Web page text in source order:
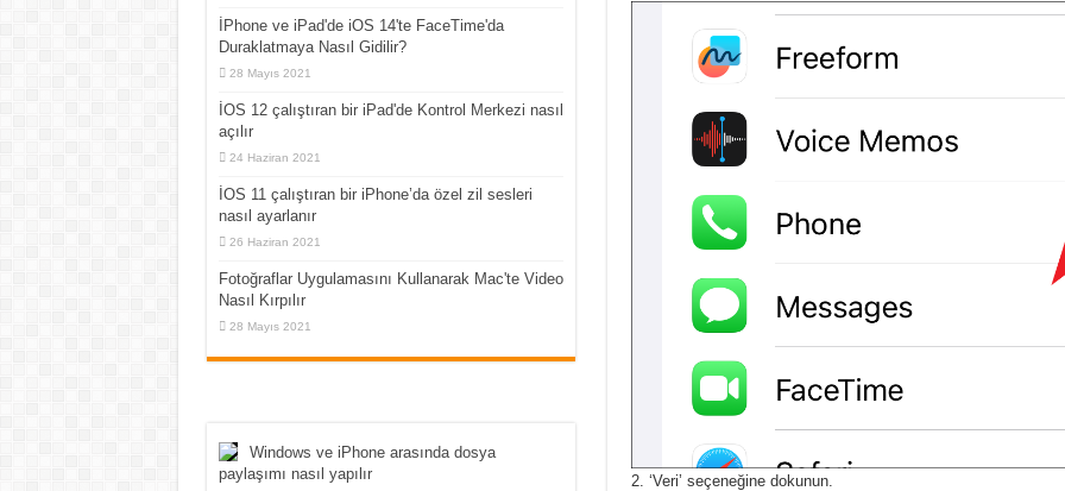
‘Veri’ seçeneğine dokunun.
İPhone ve iPad'de iOS 14'te FaceTime'da
Duraklatmaya Nasıl Gidilir?
28 Mayıs 2021
İOS 12 çalıştıran bir iPad'de Kontrol Merkezi nasıl
açılır
24 Haziran 2021
İOS 11 çalıştıran bir iPhone’da özel zil sesleri
nasıl ayarlanır
26 Haziran 2021
Fotoğraflar Uygulamasını Kullanarak Mac'te Video
Nasıl Kırpılır
28 Mayıs 2021
Windows ve iPhone arasında dosya
paylaşımı nasıl yapılır